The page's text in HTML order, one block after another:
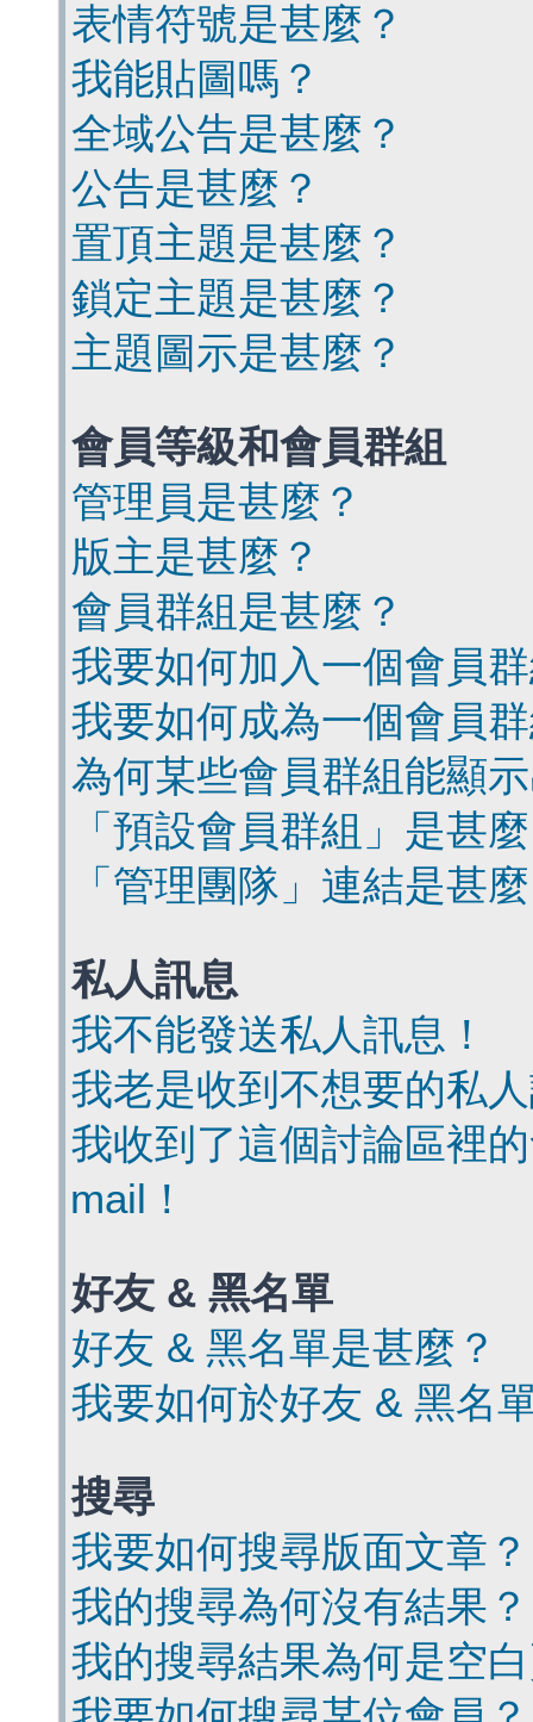
表情符號是甚麼？
我能貼圖嗎？
全域公告是甚麼？
公告是甚麼？
置頂主題是甚麼？
鎖定主題是甚麼？
主題圖示是甚麼？
會員等級和會員群組
管理員是甚麼？
版主是甚麼？
會員群組是甚麼？
我要如何加入一個會員
我要如何成為一個會員
為何某些會員群組能顯
「預設會員群組」是甚
「管理團隊」連結是甚
私人訊息
我不能發送私人訊息！
我老是收到不想要的私
我收到了這個討論區裡
mail！
好友 & 黑名單
好友 & 黑名單是甚麼？
我要如何於好友 & 黑名
搜尋
我要如何搜尋版面文章？
我的搜尋為何沒有結果？
我的搜尋結果為何是空